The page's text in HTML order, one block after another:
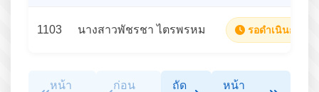
1103 นางสาวพัชรชา ไตรพรหม รอดำเนินการ
หน้า
ก่อน
ถัด
หน้า